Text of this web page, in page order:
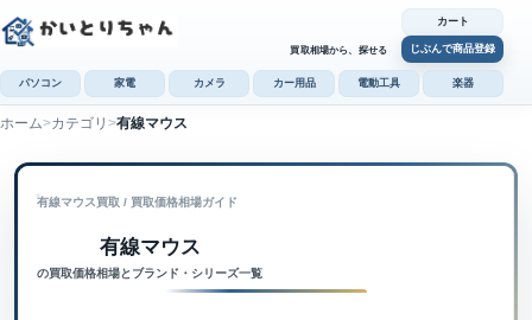
買取相場から、探せる
カート
じぶんで商品登録
パソコン 家電 カメラ カー用品 電動工具 楽器
ホーム カテゴリ 有線マウス
有線マウス買取 / 買取価格相場ガイド
有線マウス
の買取価格相場とブランド・シリーズ一覧
有線マウス内で検索